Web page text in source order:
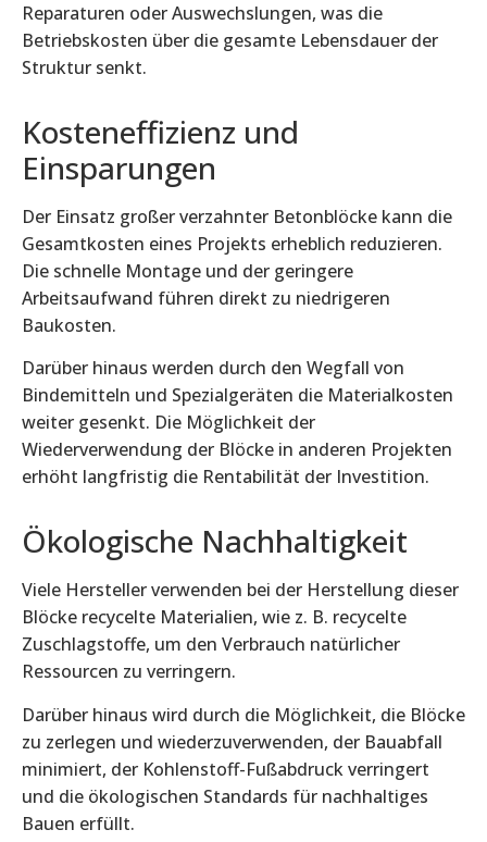
Reparaturen oder Auswechslungen, was die
Betriebskosten über die gesamte Lebensdauer der
Struktur senkt.
Kosteneffizienz und
Einsparungen
Der Einsatz großer verzahnter Betonblöcke kann die
Gesamtkosten eines Projekts erheblich reduzieren.
Die schnelle Montage und der geringere
Arbeitsaufwand führen direkt zu niedrigeren
Baukosten.
Darüber hinaus werden durch den Wegfall von
Bindemitteln und Spezialgeräten die Materialkosten
weiter gesenkt. Die Möglichkeit der
Wiederverwendung der Blöcke in anderen Projekten
erhöht langfristig die Rentabilität der Investition.
Ökologische Nachhaltigkeit
Viele Hersteller verwenden bei der Herstellung dieser
Blöcke recycelte Materialien, wie z. B. recycelte
Zuschlagstoffe, um den Verbrauch natürlicher
Ressourcen zu verringern.
Darüber hinaus wird durch die Möglichkeit, die Blöcke
zu zerlegen und wiederzuverwenden, der Bauabfall
minimiert, der Kohlenstoff-Fußabdruck verringert
und die ökologischen Standards für nachhaltiges
Bauen erfüllt.